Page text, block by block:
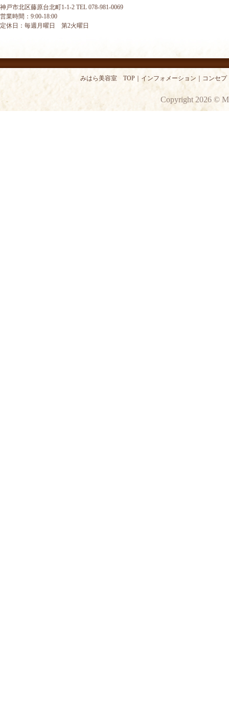
神戸市北区藤原台北町1-1-2 TEL 078-981-0069
営業時間：9:00-18:00
定休日：毎週月曜日 第2火曜日
みはら美容室 TOP インフォメーション コンセプ
Copyright 2026 ©